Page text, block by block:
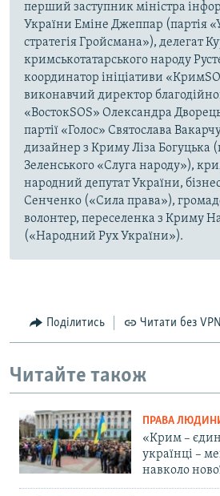
перший заступник міністра
України Еміне Джеппар (партія
стратегія Гройсмана»), делегат
кримськотатарського народу
координатор ініціативи
виконавчий директор
«ВостокSOS» Олександра
партії «Голос» Святослава
дизайнер з Криму Ліза Богуцька
Зеленського «Слуга народу»),
народний депутат України,
Сенченко («Сила права»),
волонтер, переселенка з Криму
(«Народний Рух України»).
Поділитись Читати без VPN
Читайте також
ПРАВА
«Крим –
українці –
навколо